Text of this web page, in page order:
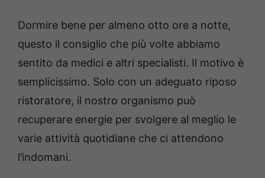
Dormire bene per almeno otto ore a notte,
questo il consiglio che più volte abbiamo
sentito da medici e altri specialisti. Il motivo è
semplicissimo. Solo con un adeguato riposo
ristoratore, il nostro organismo può
recuperare energie per svolgere al meglio le
varie attività quotidiane che ci attendono
l’indomani.